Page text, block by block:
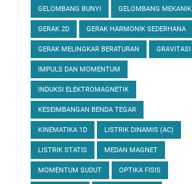
GELOMBANG BUNYI GELOMBANG MEKANIK
GERAK 2D GERAK HARMONIK SEDERHANA
GERAK MELINGKAR BERATURAN GRAVITASI
IMPULS DAN MOMENTUM
INDUKSI ELEKTROMAGNETIK
KESEIMBANGAN BENDA TEGAR
KINEMATIKA 1D LISTRIK DINAMIS (AC)
LISTRIK STATIS MEDAN MAGNET
MOMENTUM SUDUT OPTIKA FISIS